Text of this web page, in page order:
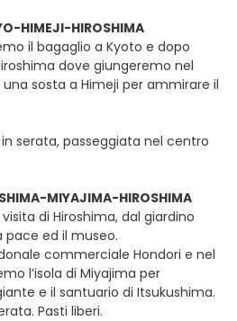
HIMEJI-HIROSHIMA
il bagaglio a Kyoto e dopo
dove giungeremo nel
sosta a Himeji per ammirare il
serata, passeggiata nel centro
MIYAJIMA-HIROSHIMA
di Hiroshima, dal giardino
pace ed il museo.
commerciale Hondori e nel
l’isola di Miyajima per
e il santuario di Itsukushima.
Pasti liberi.